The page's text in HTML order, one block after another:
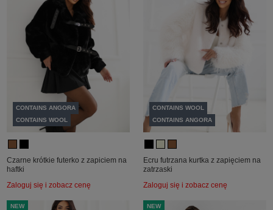
CONTAINS ANGORA
CONTAINS WOOL
Czarne krótkie futerko z zapiciem na
haftki
Zaloguj się i zobacz cenę
CONTAINS WOOL
CONTAINS ANGORA
Ecru futrzana kurtka z zapięciem na
zatrzaski
Zaloguj się i zobacz cenę
NEW NEW